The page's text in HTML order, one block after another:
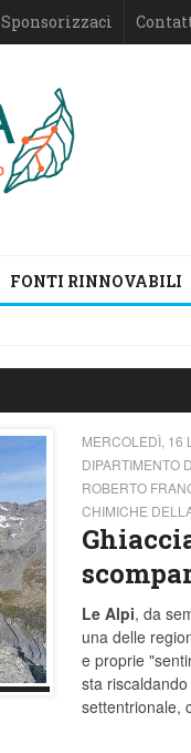
Sponsorizzaci
FONTI RINNOVABILI
MERCOLEDÌ, 16
DIPARTIMENTO
ROBERTO
CHIMICHE
Le Alpi, da
una delle
e proprie
sta
settentrionale,